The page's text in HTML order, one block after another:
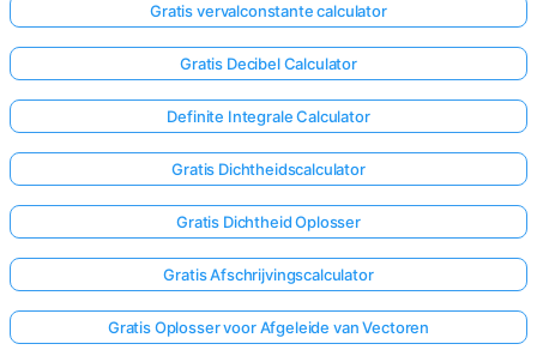
Gratis vervalconstante calculator
Gratis Decibel Calculator
Definite Integrale Calculator
Gratis Dichtheidscalculator
Gratis Dichtheid Oplosser
Gratis Afschrijvingscalculator
Gratis Oplosser voor Afgeleide van Vectoren